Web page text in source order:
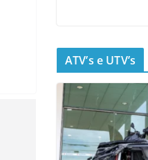
ATV’s e UTV’s